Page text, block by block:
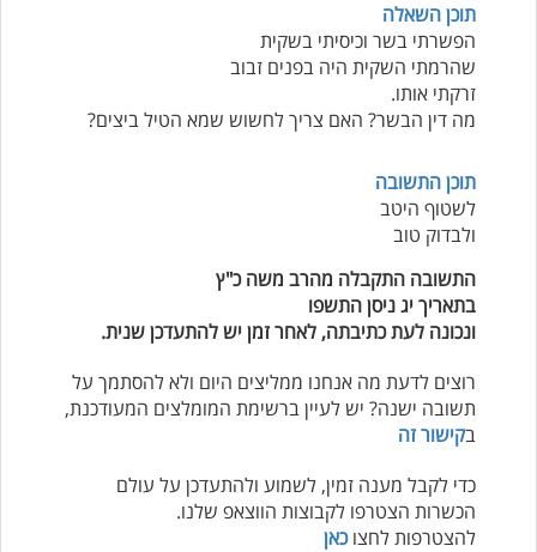
תוכן השאלה
הפשרתי בשר וכיסיתי בשקית
שהרמתי השקית היה בפנים זבוב
זרקתי אותו.
מה דין הבשר? האם צריך לחשוש שמא הטיל ביצים?
תוכן התשובה
לשטוף היטב
ולבדוק טוב
התשובה התקבלה מהרב משה כ"ץ
בתאריך יג ניסן התשפו
ונכונה לעת כתיבתה, לאחר זמן יש להתעדכן שנית.
רוצים לדעת מה אנחנו ממליצים היום ולא להסתמך על
תשובה ישנה? יש לעיין ברשימת המומלצים המעודכנת,
בקישור זה
כדי לקבל מענה זמין, לשמוע ולהתעדכן על עולם
הכשרות הצטרפו לקבוצות הווצאפ שלנו.
להצטרפות לחצוכאן